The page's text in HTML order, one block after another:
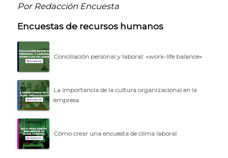
Por Redacción Encuesta
Encuestas de recursos humanos
Conciliación personal y laboral: «work-life balance»
La importancia de la cultura organizacional en la
empresa
Cómo crear una encuesta de clima laboral